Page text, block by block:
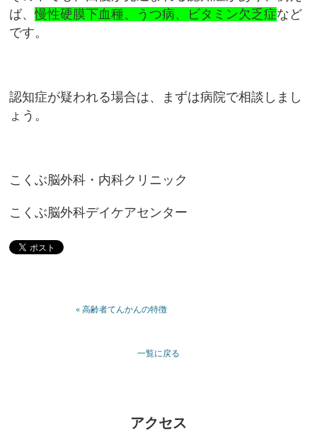
ば、慢性硬膜下血種、うつ病、ビタミン欠乏症など
です。
認知症が疑われる場合は、まずは病院で相談しまし
ょう。
こくぶ脳外科・内科クリニック
こくぶ脳外科デイケアセンター
« 高齢者てんかんの特徴
一覧に戻る
アクセス